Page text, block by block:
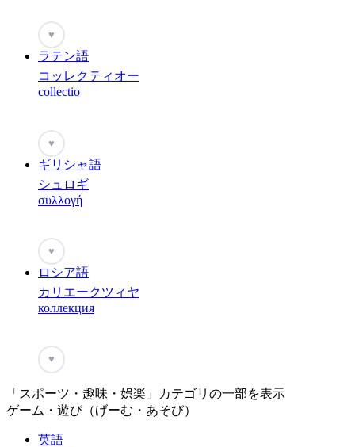
♥
ラテン語
コッレクティオー
collectio
♥
ギリシャ語
シュロギ
συλλογή
♥
ロシア語
カリエークツィヤ
коллекция
♥
「スポーツ・趣味・娯楽」カテゴリの一部を表示
ゲーム・遊び（げーむ・あそび）
英語